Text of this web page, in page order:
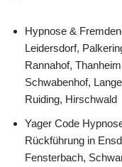
Hypnose &
Leidersdorf,
Rannahof,
Schwabenhof,
Ruiding, Hirschwald
Yager Code
Rückführung in
Fensterbach,